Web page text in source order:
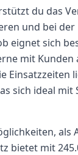
du das
und bei der
eignet sich
mit Kunden
Einsatzzeiten
sich ideal mit
als
bietet mit